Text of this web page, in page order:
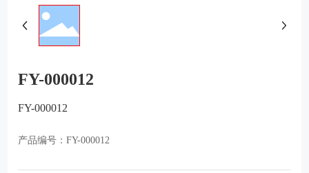
FY-000012
FY-000012
产品编号：FY-000012